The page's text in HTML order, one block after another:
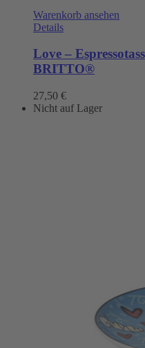
Warenkorb ansehen
Details
Love –
BRITTO®
27,50 €
Nicht auf Lager